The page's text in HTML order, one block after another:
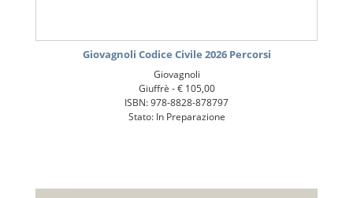
Giovagnoli Codice Civile 2026 Percorsi
Giovagnoli
Giuffrè -€ 105,00
ISBN: 978-8828-878797
Stato: In Preparazione